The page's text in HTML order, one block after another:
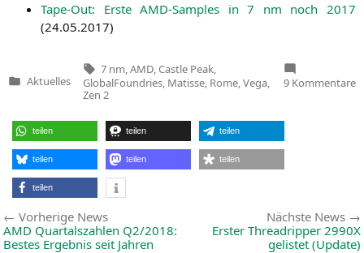
Tape-Out: Ers­te AMD-Samples in 7 nm noch 2017
(24.05.2017)
Veröffentlicht
Aktuelles
Tags:
7 nm AMD Castle Peak
GlobalFoundries, Matisse, Rome, Vega,
Zen 2
9 Kommentare
teilen teilen teilen
teilen teilen teilen
teilen
Beitragsnavigation
Vorherige NewsVorherige
News:
AMD Quartalszahlen Q2/2018:
Bestes Ergebnis seit Jahren
Nächste News
Erster Threadripper 2990X
gelistet (Update)